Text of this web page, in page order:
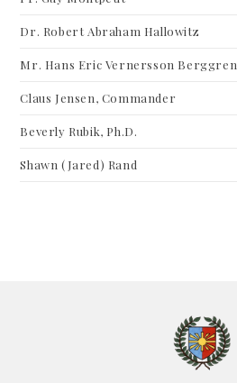
Dr. Robert Abraham Hallowitz
Mr. Hans Eric Vernersson Berggren
Claus Jensen, Commander
Beverly Rubik, Ph.D.
Shawn (Jared) Rand